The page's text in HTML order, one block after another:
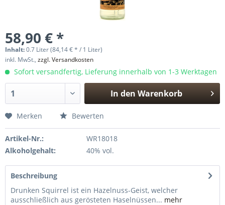
58,90 € *
Inhalt:0.7 Liter (84,14 € * / 1 Liter)
inkl. MwSt., zzgl. Versandkosten
Sofort versandfertig, Lieferung innerhalb von 1-3 Werktagen
In den Warenkorb
Merken Bewerten
Artikel-Nr.:
WR18018
Alkoholgehalt:
40% vol.
Beschreibung
Drunken Squirrel ist ein Hazelnuss-Geist, welcher
ausschließlich aus gerösteten Haselnüssen... mehr